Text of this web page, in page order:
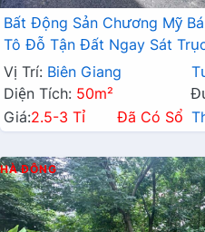
Bất Động Sản Chương Mỹ
Tô Đỗ Tận Đất Ngay Sát
Vị Trí: Biên Giang
Diện Tích: 50m²
Giá:2.5-3 Tỉ Đã Có Sổ
HÀ ĐÔNG